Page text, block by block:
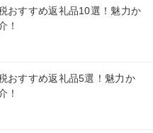
おすすめ返礼品10選！魅力か
！
おすすめ返礼品5選！魅力か
！